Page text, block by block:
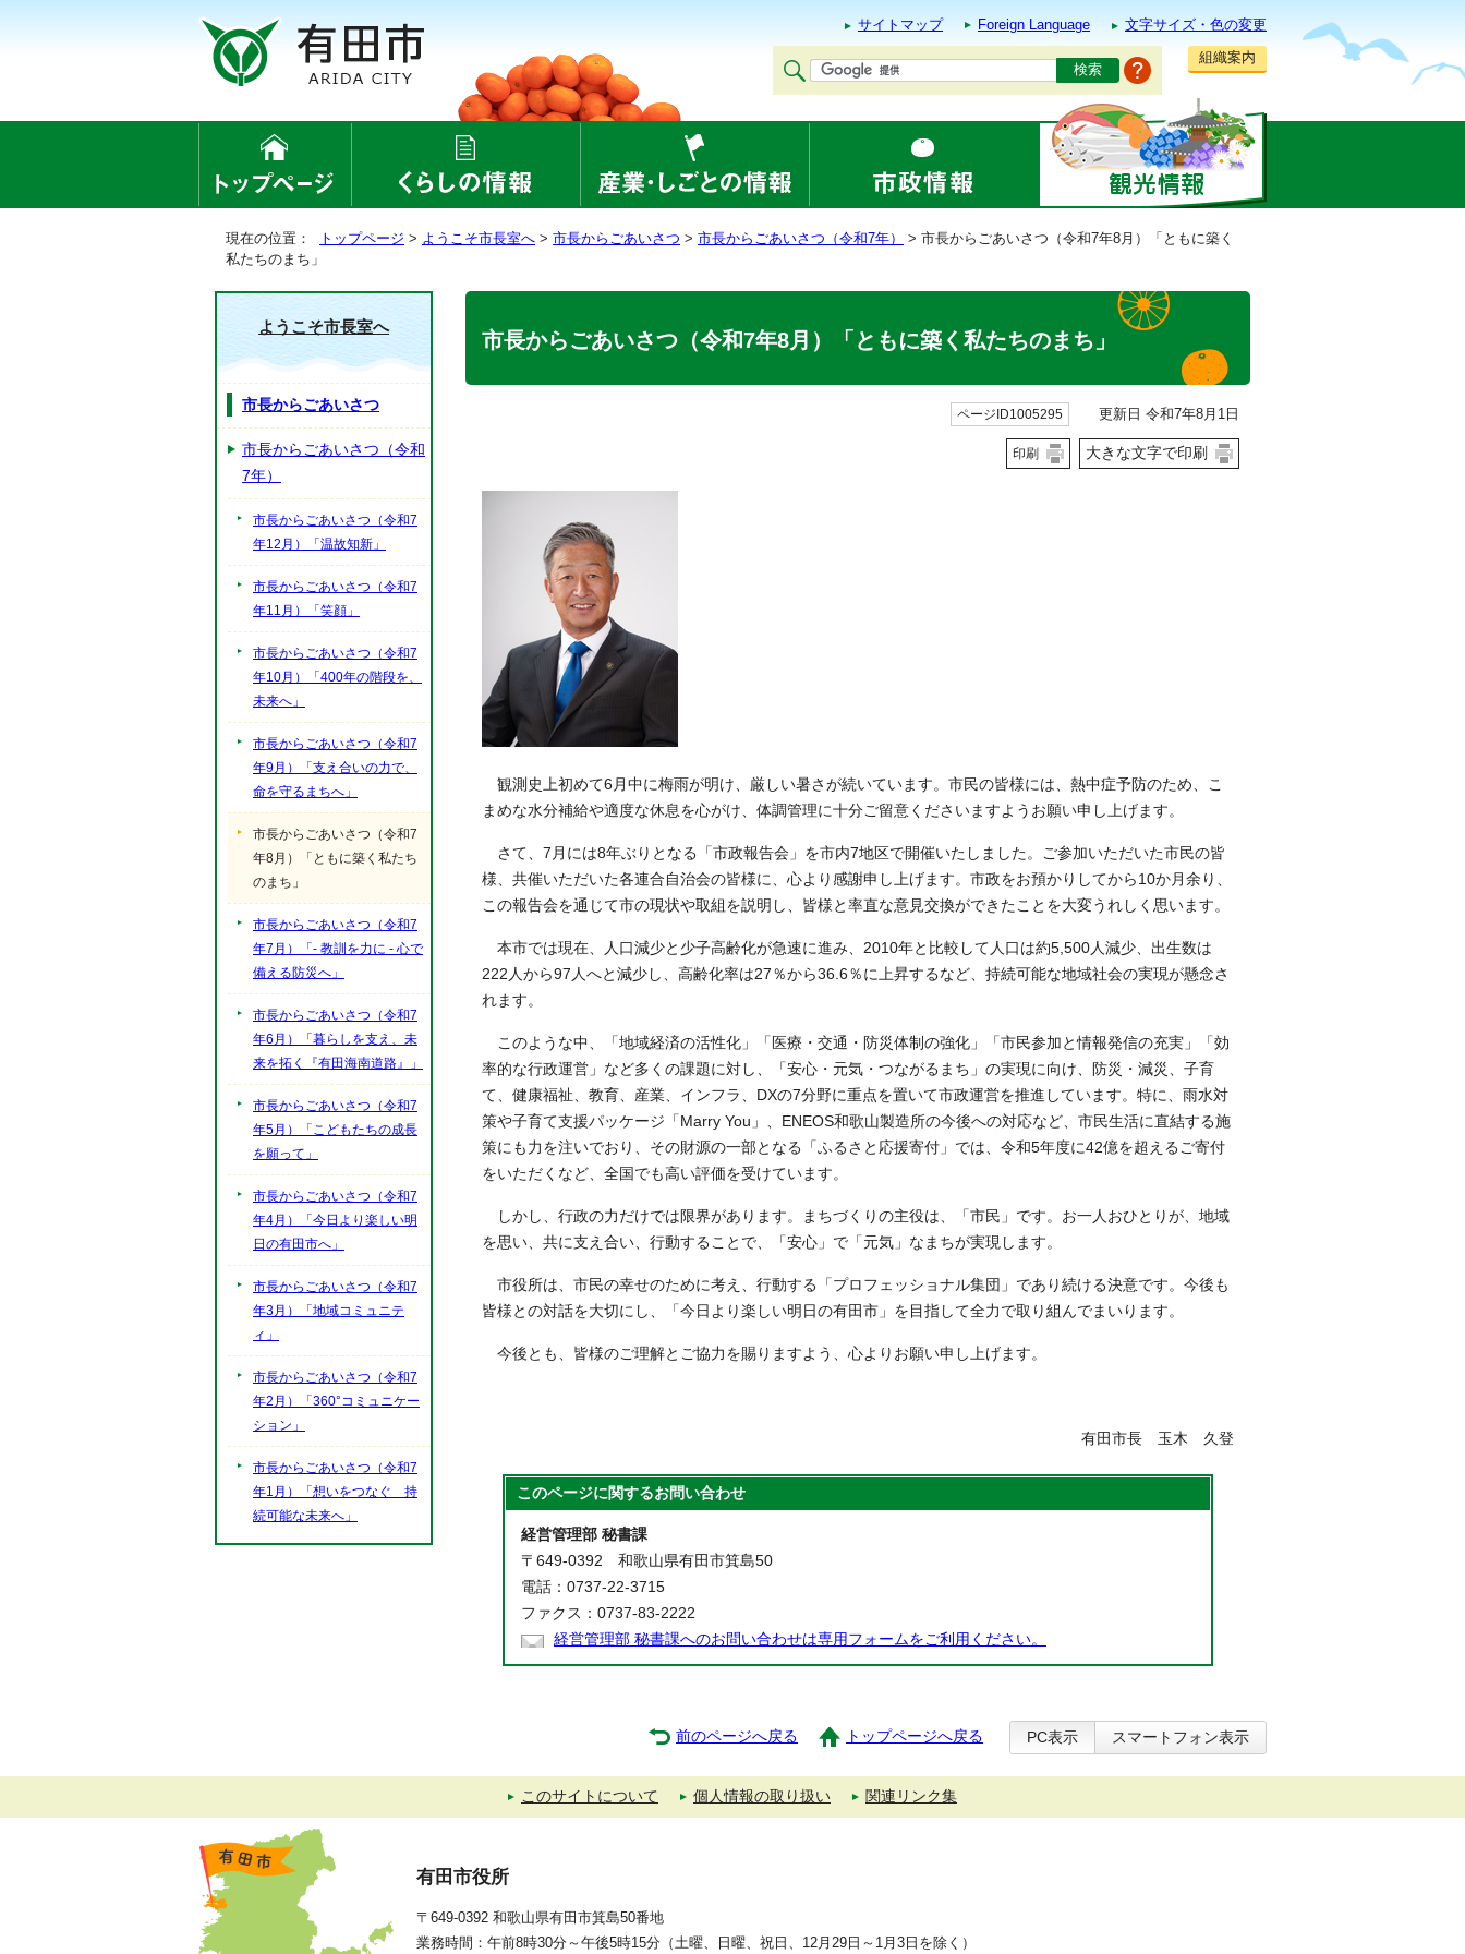
サイトマップ Foreign Language
文字サイズ・色の変更
組織案内
現在の位置： トップページ > ようこそ市長室へ > 市長からごあいさつ > 市長からごあいさつ（令和7年）
> 市長からごあいさつ（令和7年8月）「ともに築く
私たちのまち」
市長からごあいさつ（令和7年8月）「ともに築く私たちのまち」
ページID1005295 更新日 令和7年8月1日
印刷 大きな文字で印刷
観測史上初めて6月中に梅雨が明け、厳しい暑さが続いています。市民の皆様には、熱中症予防のため、こ
まめな水分補給や適度な休息を心がけ、体調管理に十分ご留意くださいますようお願い申し上げます。
さて、7月には8年ぶりとなる「市政報告会」を市内7地区で開催いたしました。ご参加いただいた市民の皆
様、共催いただいた各連合自治会の皆様に、心より感謝申し上げます。市政をお預かりしてから10か月余り、
この報告会を通じて市の現状や取組を説明し、皆様と率直な意見交換ができたことを大変うれしく思います。
本市では現在、人口減少と少子高齢化が急速に進み、2010年と比較して人口は約5,500人減少、出生数は
222人から97人へと減少し、高齢化率は27％から36.6％に上昇するなど、持続可能な地域社会の実現が懸念さ
れます。
このような中、「地域経済の活性化」「医療・交通・防災体制の強化」「市民参加と情報発信の充実」「効
率的な行政運営」など多くの課題に対し、「安心・元気・つながるまち」の実現に向け、防災・減災、子育
て、健康福祉、教育、産業、インフラ、DXの7分野に重点を置いて市政運営を推進しています。特に、雨水対
策や子育て支援パッケージ「Marry You」、ENEOS和歌山製造所の今後への対応など、市民生活に直結する施
策にも力を注いでおり、その財源の一部となる「ふるさと応援寄付」では、令和5年度に42億を超えるご寄付
をいただくなど、全国でも高い評価を受けています。
しかし、行政の力だけでは限界があります。まちづくりの主役は、「市民」です。お一人おひとりが、地域
を思い、共に支え合い、行動することで、「安心」で「元気」なまちが実現します。
市役所は、市民の幸せのために考え、行動する「プロフェッショナル集団」であり続ける決意です。今後も
皆様との対話を大切にし、「今日より楽しい明日の有田市」を目指して全力で取り組んでまいります。
今後とも、皆様のご理解とご協力を賜りますよう、心よりお願い申し上げます。
有田市長 玉木 久登
このページに関するお問い合わせ
経営管理部 秘書課
〒649-0392 和歌山県有田市箕島50
電話：0737-22-3715
ファクス：0737-83-2222
経営管理部 秘書課へのお問い合わせは専用フォームをご利用ください。
ようこそ市長室へ
市長からごあいさつ
市長からごあいさつ（令和
7年）
市長からごあいさつ（令和7
年12月）「温故知新」
市長からごあいさつ（令和7
年11月）「笑顔」
市長からごあいさつ（令和7
年10月）「400年の階段を、
未来へ」
市長からごあいさつ（令和7
年9月）「支え合いの力で、
命を守るまちへ」
市長からごあいさつ（令和7
年8月）「ともに築く私たち
のまち」
市長からごあいさつ（令和7
年7月）「- 教訓を力に - 心で
備える防災へ」
市長からごあいさつ（令和7
年6月）「暮らしを支え、未
来を拓く『有田海南道路』」
市長からごあいさつ（令和7
年5月）「こどもたちの成長
を願って」
市長からごあいさつ（令和7
年4月）「今日より楽しい明
日の有田市へ」
市長からごあいさつ（令和7
年3月）「地域コミュニテ
ィ」
市長からごあいさつ（令和7
年2月）「360°コミュニケー
ション」
市長からごあいさつ（令和7
年1月）「想いをつなぐ 持
続可能な未来へ」
前のページへ戻る トップページへ戻る PC表示 スマートフォン表示
このサイトについて 個人情報の取り扱い 関連リンク集
有田市役所
〒649-0392 和歌山県有田市箕島50番地
業務時間：午前8時30分～午後5時15分（土曜、日曜、祝日、12月29日～1月3日を除く）